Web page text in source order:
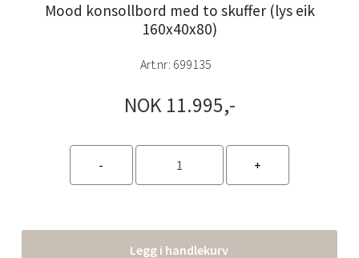
Mood konsollbord med to skuffer (lys eik
160x40x80)
Art.nr: 699135
NOK 11.995,-
Legg i handlekurv